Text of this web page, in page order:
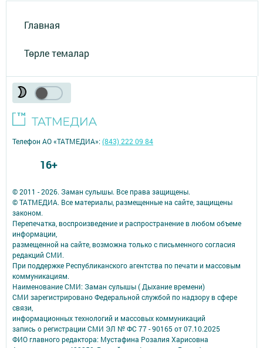
Главная
Төрле темалар
© 2011 - 2026. Заман сулышы. Все права защищены.
© ТАТМЕДИА. Все материалы, размещенные на сайте, защищены
законом.
Перепечатка, воспроизведение и распространение в любом объеме
информации,
размещенной на сайте, возможна только с письменного согласия
редакций СМИ.
При поддержке Республиканского агентства по печати и массовым
коммуникациям.
Наименование СМИ: Заман сулышы ( Дыхание времени)
СМИ зарегистрировано Федеральной службой по надзору в сфере
связи,
информационных технологий и массовых коммуникаций
запись о регистрации СМИ ЭЛ № ФС 77 - 90165 от 07.10.2025
ФИО главного редактора: Мустафина Розалия Харисовна
Телефон АО «ТАТМЕДИА»:(843) 222 09 84
16+